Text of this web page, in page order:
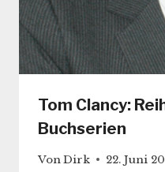
Tom Clancy:
Buchserien
VonDirk 22. Juni